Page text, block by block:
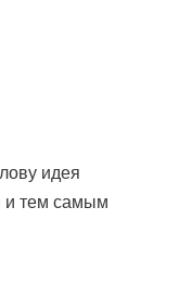
идея
и тем самым